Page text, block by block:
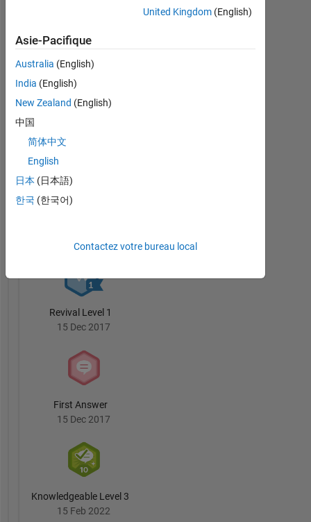
Maria
Duarte
Rosa's
Badges
MATLAB
Answers
Revival Level 1
15 Dec 2017
First Answer
15 Dec 2017
Knowledgeable Level 3
15 Feb 2022
United Kingdom(English)
Asie-Pacifique
Australia (English)
India (English)
New Zealand (English)
中国
简体中文
English
日本 (日本語)
한국 (한국어)
Contactez votre bureau local